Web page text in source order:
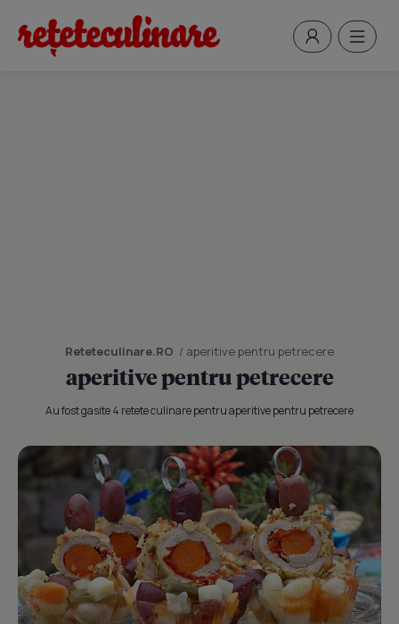
Reteteculinare.RO / aperitive pentru petrecere
aperitive pentru petrecere
Au fost gasite 4 retete culinare pentru aperitive pentru petrecere